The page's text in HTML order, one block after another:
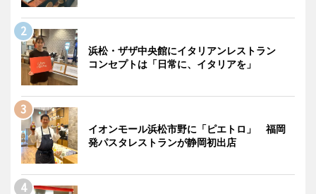
浜松・ザザ中央館にイタリアンレストラン
コンセプトは「日常に、イタリアを」
イオンモール浜松市野に「ピエトロ」 福岡
発パスタレストランが静岡初出店